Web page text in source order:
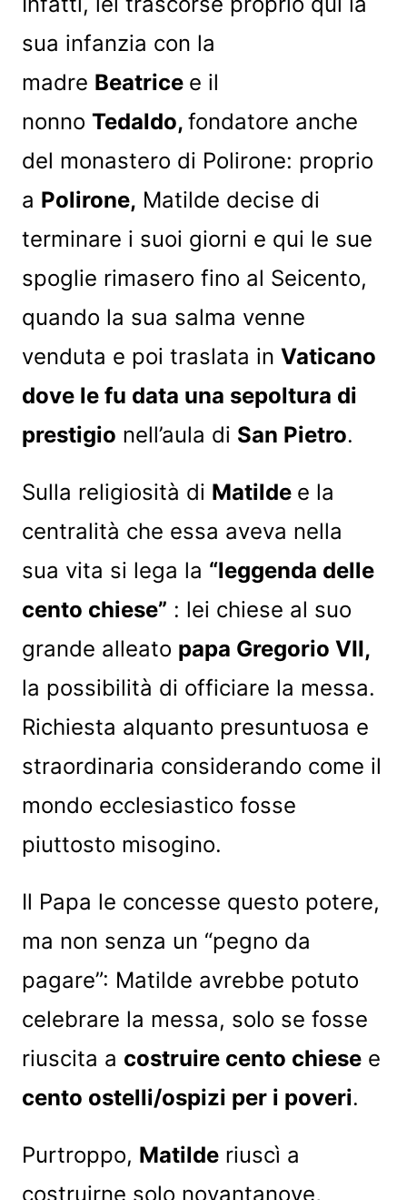
sua infanzia con la
madre Beatrice e il
nonno Tedaldo, fondatore anche
del monastero di Polirone: proprio
a Polirone, Matilde decise di
terminare i suoi giorni e qui le sue
spoglie rimasero fino al Seicento,
quando la sua salma venne
venduta e poi traslata in Vaticano
dove le fu data una sepoltura di
prestigio nell’aula di San Pietro.
Sulla religiosità di Matilde e la
centralità che essa aveva nella
sua vita si lega la “leggenda delle
cento chiese” : lei chiese al suo
grande alleato papa Gregorio VII,
la possibilità di officiare la messa.
Richiesta alquanto presuntuosa e
straordinaria considerando come il
mondo ecclesiastico fosse
piuttosto misogino.
Il Papa le concesse questo potere,
ma non senza un “pegno da
pagare”: Matilde avrebbe potuto
celebrare la messa, solo se fosse
riuscita a costruire cento chiesee
cento ostelli/ospizi per i poveri.
Purtroppo, Matilderiuscì a
costruirne solo novantanove,